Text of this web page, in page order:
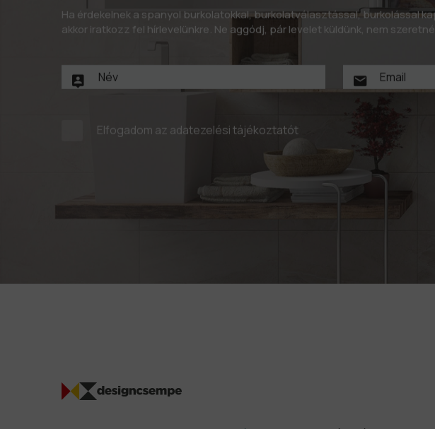
Ha érdekelnek a spanyol burkolatokkal, burkolatválasztással, burkolással
akkor iratkozz fel hírlevelünkre. Ne aggódj, pár levelet küldünk, nem
Elfogadom az adatezelési tájékoztatót